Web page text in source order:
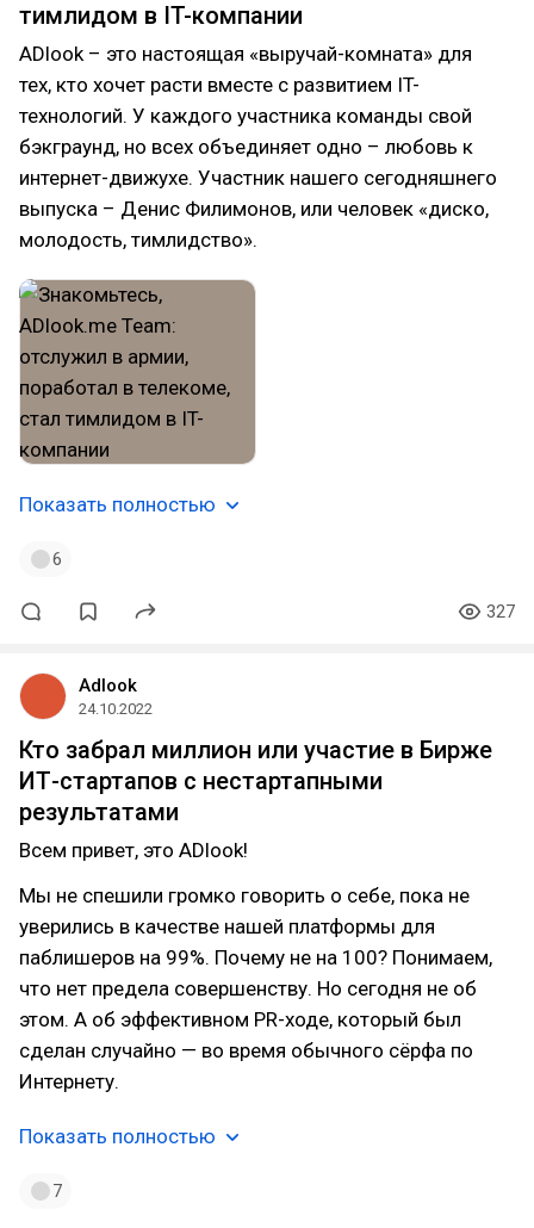
тимлидом в IT-компании
ADlook – это настоящая «выручай-комната» для
тех, кто хочет расти вместе с развитием IT-
технологий. У каждого участника команды свой
бэкграунд, но всех объединяет одно – любовь к
интернет-движухе. Участник нашего сегодняшнего
выпуска – Денис Филимонов, или человек «диско,
молодость, тимлидство».
Показать полностью
6
327
Adlook
24.10.2022
Кто забрал миллион или участие в Бирже
ИТ-стартапов с нестартапными
результатами
Всем привет, это ADlook!
Мы не спешили громко говорить о себе, пока не
уверились в качестве нашей платформы для
паблишеров на 99%. Почему не на 100? Понимаем,
что нет предела совершенству. Но сегодня не об
этом. А об эффективном PR-ходе, который был
сделан случайно — во время обычного сёрфа по
Интернету.
Показать полностью
7